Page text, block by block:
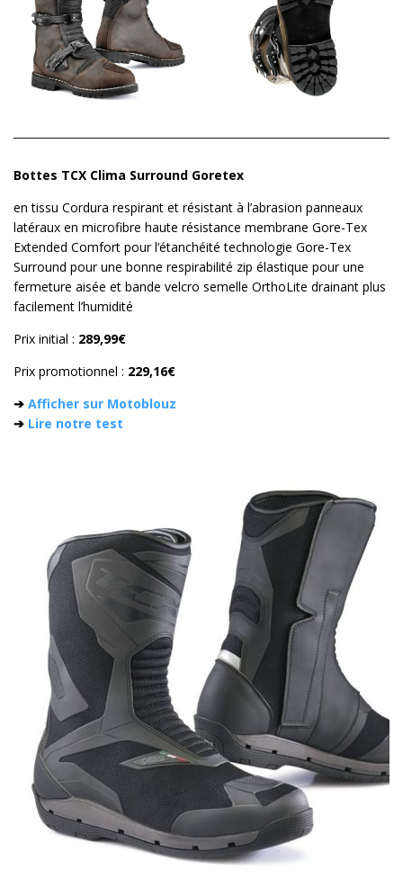
Bottes TCX Clima Surround Goretex
en tissu Cordura respirant et résistant à l’abrasion panneaux
latéraux en microfibre haute résistance membrane Gore-Tex
Extended Comfort pour l’étanchéité technologie Gore-Tex
Surround pour une bonne respirabilité zip élastique pour une
fermeture aisée et bande velcro semelle OrthoLite drainant plus
facilement l’humidité
Prix initial : 289,99€
Prix promotionnel : 229,16€
➔ Afficher sur Motoblouz
➔ Lire notre test